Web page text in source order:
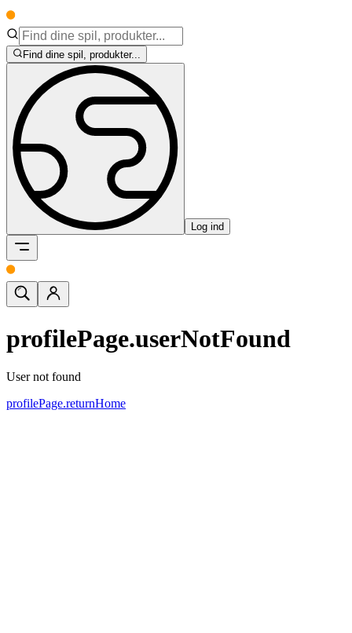
Find dine spil, produkter...
Log ind
profilePage.userNotFound
User not found
profilePage.returnHome